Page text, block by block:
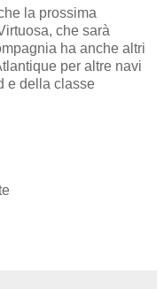
la prossima
che sarà
ha anche altri
per altre navi
e della classe